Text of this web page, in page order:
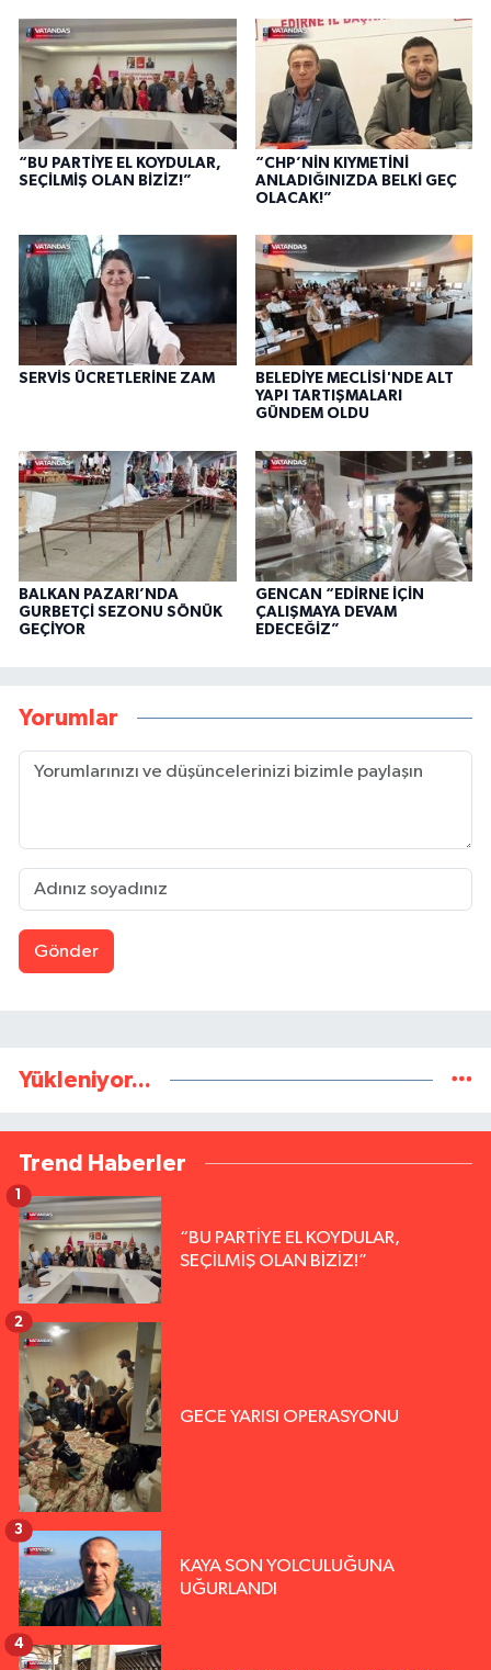
“BU PARTİYE EL KOYDULAR,
SEÇİLMİŞ OLAN BİZİZ!”
“CHP’NİN KIYMETİNİ
ANLADIĞINIZDA BELKİ GEÇ
OLACAK!”
SERVİS ÜCRETLERİNE ZAM
BELEDİYE MECLİSİ'NDE ALT
YAPI TARTIŞMALARI
GÜNDEM OLDU
BALKAN PAZARI’NDA
GURBETÇİ SEZONU SÖNÜK
GEÇİYOR
GENCAN “EDİRNE İÇİN
ÇALIŞMAYA DEVAM
EDECEĞİZ”
Yorumlar
Gönder
Yükleniyor...
Trend Haberler
“BU PARTİYE EL KOYDULAR,
SEÇİLMİŞ OLAN BİZİZ!”
GECE YARISI OPERASYONU
2
KAYA SON YOLCULUĞUNA
UĞURLANDI
3
4